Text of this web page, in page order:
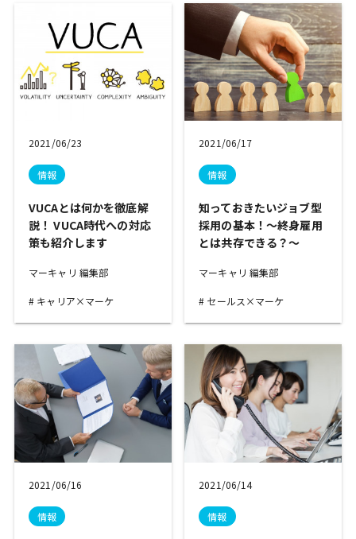
2021/06/23
情報
VUCAとは何かを徹底解
説！ VUCA時代への対応
策も紹介します
マーキャリ 編集部
キャリア×マーケ
2021/06/17
情報
知っておきたいジョブ型
採用の基本！～終身雇用
とは共存できる？～
マーキャリ 編集部
セールス×マーケ
2021/06/16
情報
2021/06/14
情報